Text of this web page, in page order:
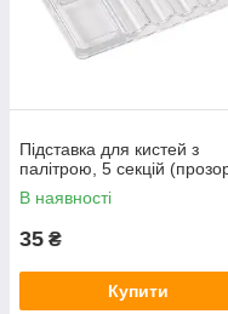
Підставка для кистей з
палітрою, 5 секцій
В наявності
35 ₴
Купити